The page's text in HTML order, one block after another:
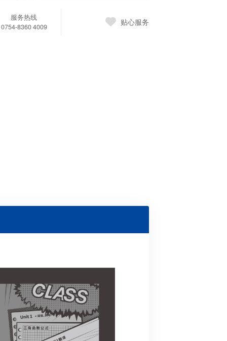
服务热线
0754-8360 4009
贴心服务